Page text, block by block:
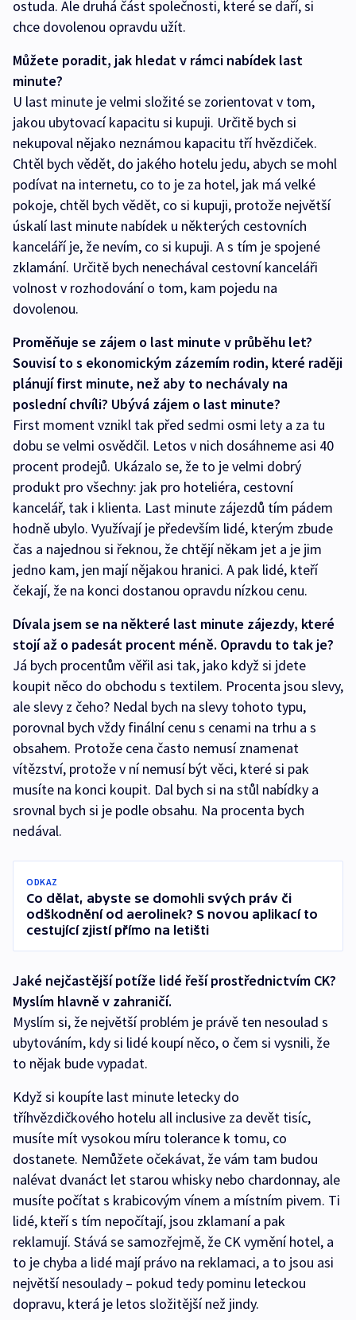
ostuda. Ale druhá část společnosti, které se daří, si
chce dovolenou opravdu užít.
Můžete poradit, jak hledat v rámci nabídek last
minute?
U last minute je velmi složité se zorientovat v tom,
jakou ubytovací kapacitu si kupuji. Určitě bych si
nekupoval nějako neznámou kapacitu tří hvězdiček.
Chtěl bych vědět, do jakého hotelu jedu, abych se mohl
podívat na internetu, co to je za hotel, jak má velké
pokoje, chtěl bych vědět, co si kupuji, protože největší
úskalí last minute nabídek u některých cestovních
kanceláří je, že nevím, co si kupuji. A s tím je spojené
zklamání. Určitě bych nenechával cestovní kanceláři
volnost v rozhodování o tom, kam pojedu na
dovolenou.
Proměňuje se zájem o last minute v průběhu let?
Souvisí to s ekonomickým zázemím rodin, které raději
plánují first minute, než aby to nechávaly na
poslední chvíli? Ubývá zájem o last minute?
First moment vznikl tak před sedmi osmi lety a za tu
dobu se velmi osvědčil. Letos v nich dosáhneme asi 40
procent prodejů. Ukázalo se, že to je velmi dobrý
produkt pro všechny: jak pro hoteliéra, cestovní
kancelář, tak i klienta. Last minute zájezdů tím pádem
hodně ubylo. Využívají je především lidé, kterým zbude
čas a najednou si řeknou, že chtějí někam jet a je jim
jedno kam, jen mají nějakou hranici. A pak lidé, kteří
čekají, že na konci dostanou opravdu nízkou cenu.
Dívala jsem se na některé last minute zájezdy, které
stojí až o padesát procent méně. Opravdu to tak je?
Já bych procentům věřil asi tak, jako když si jdete
koupit něco do obchodu s textilem. Procenta jsou slevy,
ale slevy z čeho? Nedal bych na slevy tohoto typu,
porovnal bych vždy finální cenu s cenami na trhu a s
obsahem. Protože cena často nemusí znamenat
vítězství, protože v ní nemusí být věci, které si pak
musíte na konci koupit. Dal bych si na stůl nabídky a
srovnal bych si je podle obsahu. Na procenta bych
nedával.
ODKAZ
Co dělat, abyste se domohli svých práv či
odškodnění od aerolinek? S novou aplikací to
cestující zjistí přímo na letišti
Jaké nejčastější potíže lidé řeší prostřednictvím CK?
Myslím hlavně v zahraničí.
Myslím si, že největší problém je právě ten nesoulad s
ubytováním, kdy si lidé koupí něco, o čem si vysnili, že
to nějak bude vypadat.
Když si koupíte last minute letecky do
tříhvězdičkového hotelu all inclusive za devět tisíc,
musíte mít vysokou míru tolerance k tomu, co
dostanete. Nemůžete očekávat, že vám tam budou
nalévat dvanáct let starou whisky nebo chardonnay, ale
musíte počítat s krabicovým vínem a místním pivem. Ti
lidé, kteří s tím nepočítají, jsou zklamaní a pak
reklamují. Stává se samozřejmě, že CK vymění hotel, a
to je chyba a lidé mají právo na reklamaci, a to jsou asi
největší nesoulady – pokud tedy pominu leteckou
dopravu, která je letos složitější než jindy.